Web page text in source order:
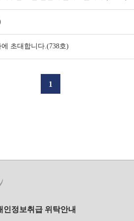
초대합니다.(738호)
1
인정보취급 위탁안내